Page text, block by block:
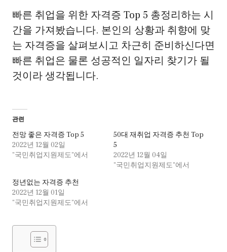
빠른 취업을 위한 자격증 Top 5 총정리하는 시
간을 가져봤습니다. 본인의 상황과 취향에 맞
는 자격증을 살펴보시고 차근히 준비하신다면
빠른 취업은 물론 성공적인 일자리 찾기가 될
것이라 생각됩니다.
관련
전망 좋은 자격증 Top 5
2022년 12월 02일
"국민취업지원제도"에서
50대 재취업 자격증 추천 Top
5
2022년 12월 04일
"국민취업지원제도"에서
정년없는 자격증 추천
2022년 12월 01일
"국민취업지원제도"에서